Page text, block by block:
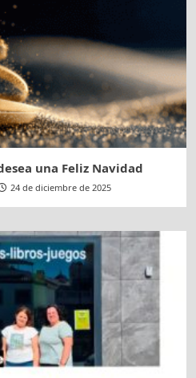
una Feliz Navidad
24 de diciembre de 2025